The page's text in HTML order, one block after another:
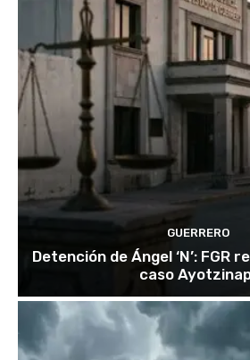
GUERRERO
Detención de Ángel ‘N’: FGR
caso